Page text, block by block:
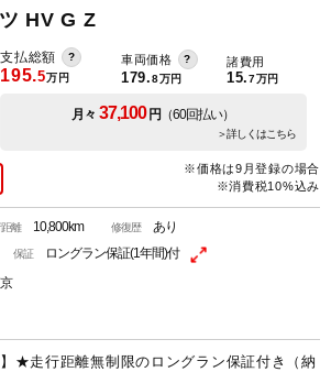
HV G Z
支払総額
195.5万円
車両価格
179.8万円
諸費用
15.7万円
月々 37,100円 （60回払い）
＞詳しくはこちら
※価格は9月登録の場合
※消費税10%込み
離10,800km 修復歴あり
保証ロングラン保証(1年間)付
】★走行距離無制限のロングラン保証付き（納